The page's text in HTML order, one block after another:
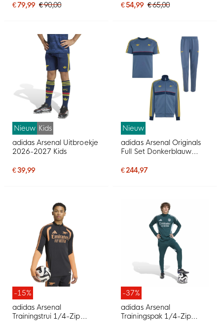
€ 79,99 € 90,00
€ 54,99 € 65,00
Nieuw Kids
adidas Arsenal Uitbroekje
2026-2027 Kids
€ 39,99
Nieuw
adidas Arsenal Originals
Full Set Donkerblauw
€ 244,97
-15%
adidas Arsenal
Trainingstrui 1/4-Zip
-37%
adidas Arsenal
Trainingspak 1/4-Zip